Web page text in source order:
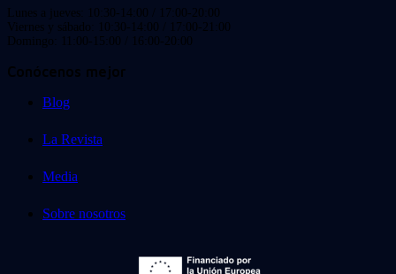
Lunes a jueves: 10:30-14:00 / 17:00-20:00
Viernes y sábado: 10:30-14:00 / 17:00-21:00
Domingo: 11:00-15:00 / 16:00-20:00
Conócenos mejor
Blog
La Revista
Media
Sobre nosotros